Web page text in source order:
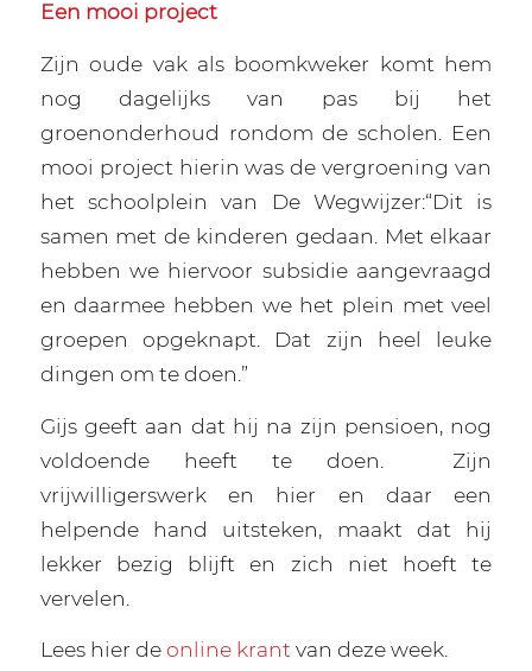
Een mooi project
Zijn oude vak als boomkweker komt hem
nog dagelijks van pas bij het
groenonderhoud rondom de scholen. Een
mooi project hierin was de vergroening van
het schoolplein van De Wegwijzer:“Dit is
samen met de kinderen gedaan. Met elkaar
hebben we hiervoor subsidie aangevraagd
en daarmee hebben we het plein met veel
groepen opgeknapt. Dat zijn heel leuke
dingen om te doen.”
Gijs geeft aan dat hij na zijn pensioen, nog
voldoende heeft te doen.
Zijn
vrijwilligerswerk en hier en daar een
helpende hand uitsteken, maakt dat hij
lekker bezig blijft en zich niet hoeft te
vervelen.
Lees hier deonline krant van deze week.